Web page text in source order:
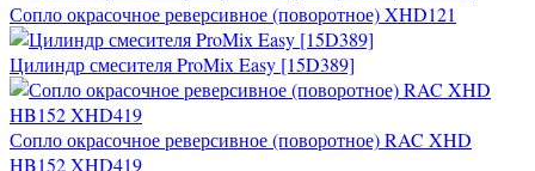
Сопло окрасочное реверсивное (поворотное) XHD121
Цилиндр смесителя ProMix Easy [15D389]
Сопло окрасочное реверсивное (поворотное) RAC XHD
HB152 XHD419